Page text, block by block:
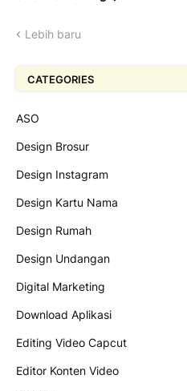
Lebih baru
CATEGORIES
ASO
Design Brosur
Design Instagram
Design Kartu Nama
Design Rumah
Design Undangan
Digital Marketing
Download Aplikasi
Editing Video Capcut
Editor Konten Video